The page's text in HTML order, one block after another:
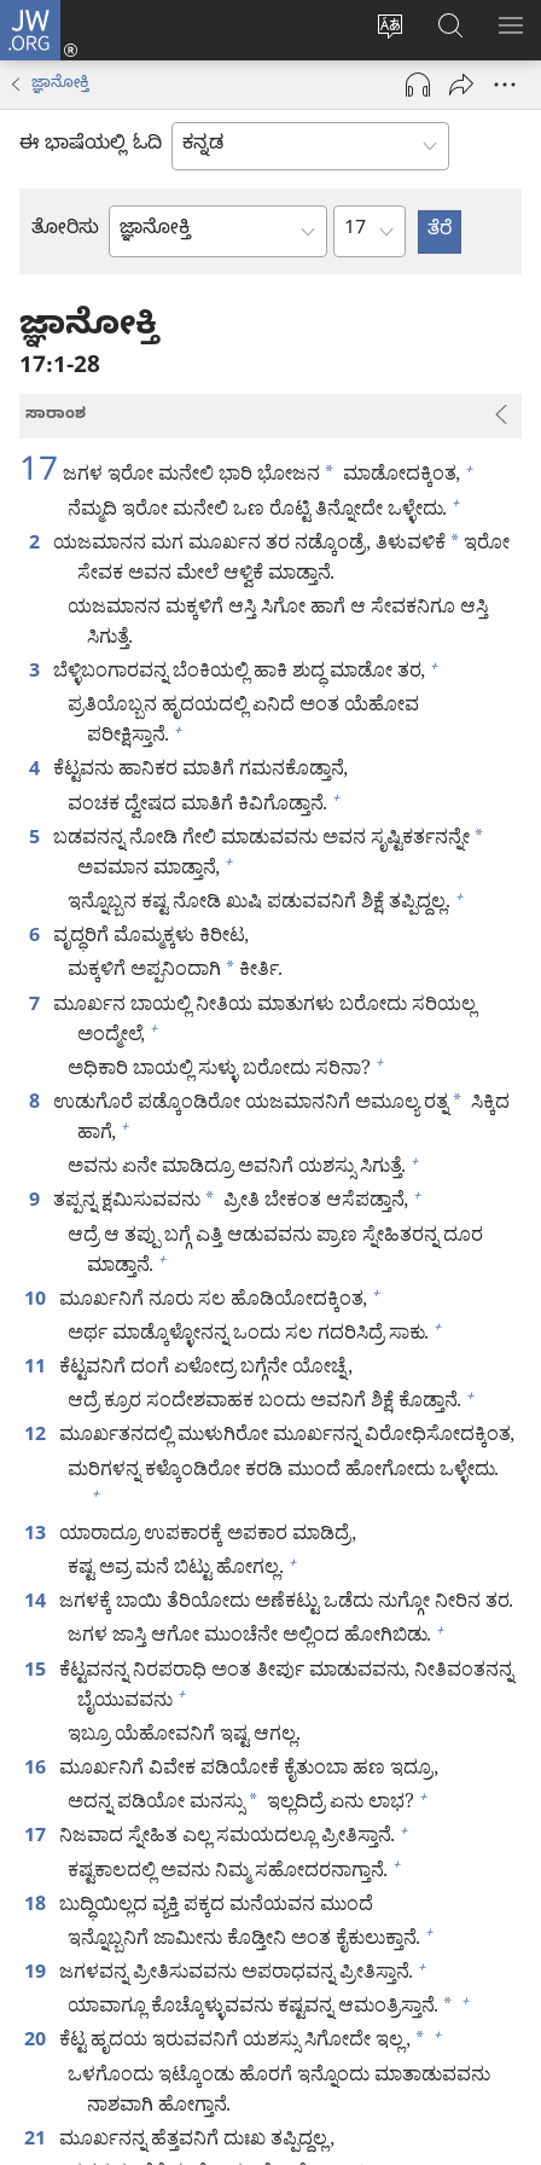
JW.ORG
ವೆಬ್‌ಸೈಟ್‌ನ
ಭಾಷೆಯನ್ನು
ಬದಲಿಸು
ಲಾಗ್
ಇನ್
(opens
new
ಹುಡುಕಿ
ಜ್ಞಾನೋಕ್ತಿ
ಈ ಭಾಷೆಯಲ್ಲಿ ಓದಿ
ತೋರಿಸು
ಬೈಬಲ್
ಅಧ್ಯಾಯ
ಜ್ಞಾನೋಕ್ತಿ
17:1-28
ಸಾರಾಂಶ
17ಜಗಳ ಇರೋ ಮನೇಲಿ ಭಾರಿ ಭೋಜನ * ಮಾಡೋದಕ್ಕಿಂತ, +
ನೆಮ್ಮದಿ ಇರೋ ಮನೇಲಿ ಒಣ ರೊಟ್ಟಿ ತಿನ್ನೋದೇ ಒಳ್ಳೇದು. +
2 ಯಜಮಾನನ ಮಗ ಮೂರ್ಖನ ತರ ನಡ್ಕೊಂಡ್ರೆ, ತಿಳುವಳಿಕೆ *ಇರೋ
ಸೇವಕ ಅವನ ಮೇಲೆ ಆಳ್ವಿಕೆ ಮಾಡ್ತಾನೆ.
ಯಜಮಾನನ ಮಕ್ಕಳಿಗೆ ಆಸ್ತಿ ಸಿಗೋ ಹಾಗೆ ಆ ಸೇವಕನಿಗೂ ಆಸ್ತಿ
ಸಿಗುತ್ತೆ.
3 ಬೆಳ್ಳಿಬಂಗಾರವನ್ನ ಬೆಂಕಿಯಲ್ಲಿ ಹಾಕಿ ಶುದ್ಧ ಮಾಡೋ ತರ, +
ಪ್ರತಿಯೊಬ್ಬನ ಹೃದಯದಲ್ಲಿ ಏನಿದೆ ಅಂತ ಯೆಹೋವ
ಪರೀಕ್ಷಿಸ್ತಾನೆ. +
4 ಕೆಟ್ಟವನು ಹಾನಿಕರ ಮಾತಿಗೆ ಗಮನಕೊಡ್ತಾನೆ,
ವಂಚಕ ದ್ವೇಷದ ಮಾತಿಗೆ ಕಿವಿಗೊಡ್ತಾನೆ. +
5 ಬಡವನನ್ನ ನೋಡಿ ಗೇಲಿ ಮಾಡುವವನು ಅವನ ಸೃಷ್ಟಿಕರ್ತನನ್ನೇ *
ಅವಮಾನ ಮಾಡ್ತಾನೆ, +
ಇನ್ನೊಬ್ಬನ ಕಷ್ಟ ನೋಡಿ ಖುಷಿ ಪಡುವವನಿಗೆ ಶಿಕ್ಷೆ ತಪ್ಪಿದ್ದಲ್ಲ. +
6 ವೃದ್ಧರಿಗೆ ಮೊಮ್ಮಕ್ಕಳು ಕಿರೀಟ,
ಮಕ್ಕಳಿಗೆ ಅಪ್ಪನಿಂದಾಗಿ * ಕೀರ್ತಿ.
7 ಮೂರ್ಖನ ಬಾಯಲ್ಲಿ ನೀತಿಯ ಮಾತುಗಳು ಬರೋದು ಸರಿಯಲ್ಲ
ಅಂದ್ಮೇಲೆ, +
ಅಧಿಕಾರಿ ಬಾಯಲ್ಲಿ ಸುಳ್ಳು ಬರೋದು ಸರಿನಾ? +
8 ಉಡುಗೊರೆ ಪಡ್ಕೊಂಡಿರೋ ಯಜಮಾನನಿಗೆ ಅಮೂಲ್ಯ ರತ್ನ * ಸಿಕ್ಕಿದ
ಹಾಗೆ, +
ಅವನು ಏನೇ ಮಾಡಿದ್ರೂ ಅವನಿಗೆ ಯಶಸ್ಸು ಸಿಗುತ್ತೆ. +
9 ತಪ್ಪನ್ನ ಕ್ಷಮಿಸುವವನು * ಪ್ರೀತಿ ಬೇಕಂತ ಆಸೆಪಡ್ತಾನೆ, +
ಆದ್ರೆ ಆ ತಪ್ಪು ಬಗ್ಗೆ ಎತ್ತಿ ಆಡುವವನು ಪ್ರಾಣ ಸ್ನೇಹಿತರನ್ನ ದೂರ
ಮಾಡ್ತಾನೆ. +
10 ಮೂರ್ಖನಿಗೆ ನೂರು ಸಲ ಹೊಡಿಯೋದಕ್ಕಿಂತ, +
ಅರ್ಥ ಮಾಡ್ಕೊಳ್ಳೋನನ್ನ ಒಂದು ಸಲ ಗದರಿಸಿದ್ರೆ ಸಾಕು. +
11
ಕೆಟ್ಟವನಿಗೆ ದಂಗೆ ಏಳೋದ್ರ ಬಗ್ಗೆನೇ ಯೋಚ್ನೆ,
ಆದ್ರೆ ಕ್ರೂರ ಸಂದೇಶವಾಹಕ ಬಂದು ಅವನಿಗೆ ಶಿಕ್ಷೆ ಕೊಡ್ತಾನೆ. +
12 ಮೂರ್ಖತನದಲ್ಲಿ ಮುಳುಗಿರೋ ಮೂರ್ಖನನ್ನ ವಿರೋಧಿಸೋದಕ್ಕಿಂತ,
ಮರಿಗಳನ್ನ ಕಳ್ಕೊಂಡಿರೋ ಕರಡಿ ಮುಂದೆ ಹೋಗೋದು ಒಳ್ಳೇದು.
+
13 ಯಾರಾದ್ರೂ ಉಪಕಾರಕ್ಕೆ ಅಪಕಾರ ಮಾಡಿದ್ರೆ,
ಕಷ್ಟ ಅವ್ರ ಮನೆ ಬಿಟ್ಟು ಹೋಗಲ್ಲ. +
14 ಜಗಳಕ್ಕೆ ಬಾಯಿ ತೆರಿಯೋದು ಅಣೆಕಟ್ಟು ಒಡೆದು ನುಗ್ಗೋ ನೀರಿನ ತರ.
ಜಗಳ ಜಾಸ್ತಿ ಆಗೋ ಮುಂಚೆನೇ ಅಲ್ಲಿಂದ ಹೋಗಿಬಿಡು. +
15 ಕೆಟ್ಟವನನ್ನ ನಿರಪರಾಧಿ ಅಂತ ತೀರ್ಪು ಮಾಡುವವನು, ನೀತಿವಂತನನ್ನ
ಬೈಯುವವನು +
ಇಬ್ರೂ ಯೆಹೋವನಿಗೆ ಇಷ್ಟ ಆಗಲ್ಲ.
16 ಮೂರ್ಖನಿಗೆ ವಿವೇಕ ಪಡಿಯೋಕೆ ಕೈತುಂಬಾ ಹಣ ಇದ್ರೂ,
ಅದನ್ನ ಪಡಿಯೋ ಮನಸ್ಸು * ಇಲ್ಲದಿದ್ರೆ ಏನು ಲಾಭ? +
17 ನಿಜವಾದ ಸ್ನೇಹಿತ ಎಲ್ಲ ಸಮಯದಲ್ಲೂ ಪ್ರೀತಿಸ್ತಾನೆ. +
ಕಷ್ಟಕಾಲದಲ್ಲಿ ಅವನು ನಿಮ್ಮ ಸಹೋದರನಾಗ್ತಾನೆ. +
18 ಬುದ್ಧಿಯಿಲ್ಲದ ವ್ಯಕ್ತಿ ಪಕ್ಕದ ಮನೆಯವನ ಮುಂದೆ
ಇನ್ನೊಬ್ಬನಿಗೆ ಜಾಮೀನು ಕೊಡ್ತೀನಿ ಅಂತ ಕೈಕುಲುಕ್ತಾನೆ. +
19 ಜಗಳವನ್ನ ಪ್ರೀತಿಸುವವನು ಅಪರಾಧವನ್ನ ಪ್ರೀತಿಸ್ತಾನೆ. +
ಯಾವಾಗ್ಲೂ ಕೊಚ್ಕೊಳ್ಳುವವನು ಕಷ್ಟವನ್ನ ಆಮಂತ್ರಿಸ್ತಾನೆ. * +
20 ಕೆಟ್ಟ ಹೃದಯ ಇರುವವನಿಗೆ ಯಶಸ್ಸು ಸಿಗೋದೇ ಇಲ್ಲ, * +
ಒಳಗೊಂದು ಇಟ್ಕೊಂಡು ಹೊರಗೆ ಇನ್ನೊಂದು ಮಾತಾಡುವವನು
ನಾಶವಾಗಿ ಹೋಗ್ತಾನೆ.
21
ಮೂರ್ಖನನ್ನ ಹೆತ್ತವನಿಗೆ ದುಃಖ ತಪ್ಪಿದ್ದಲ್ಲ,